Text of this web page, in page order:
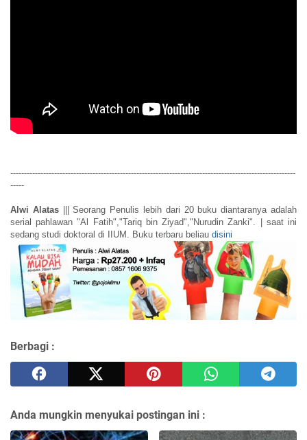
--------------------------------------------------------------------------------------------------------
-----
Alwi Alatas||| Seorang Penulis lebih dari 20 buku diantaranya adalah
serial pahlawan "Al Fatih","Tariq bin Ziyad","Nurudin Zanki". | saat ini
sedang studi doktoral di IIUM. Buku terbaru beliau disini
Berbagi :
Anda mungkin menyukai postingan ini :